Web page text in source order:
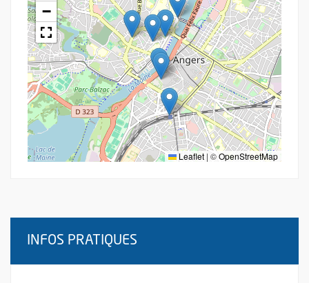
−
Leaflet | ©OpenStreetMap
INFOS PRATIQUES